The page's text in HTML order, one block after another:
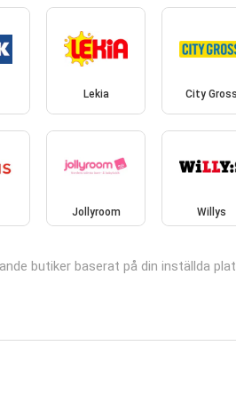
Lekia City Gross
Jollyroom Willys
butiker baserat på din inställda